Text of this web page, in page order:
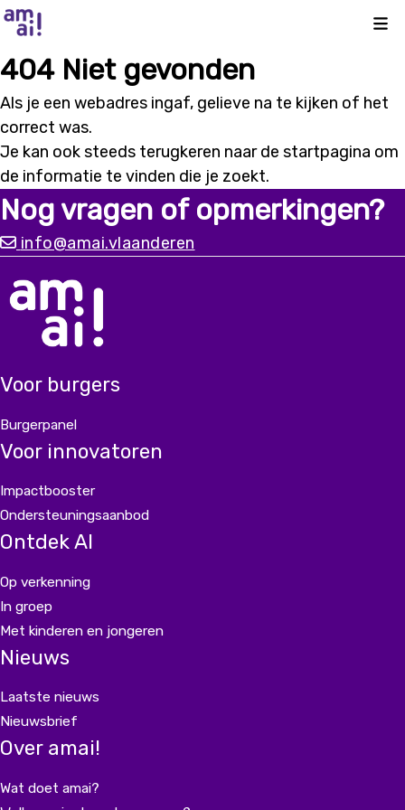
404 Niet gevonden
Als je een webadres ingaf, gelieve na te kijken of het
correct was.
Je kan ook steeds terugkeren naar de startpagina om
de informatie te vinden die je zoekt.
Nog vragen of opmerkingen?
info@amai.vlaanderen
Voor burgers
Burgerpanel
Voor innovatoren
Impactbooster
Ondersteuningsaanbod
Ontdek AI
Op verkenning
In groep
Met kinderen en jongeren
Nieuws
Laatste nieuws
Nieuwsbrief
Over amai!
Wat doet amai?